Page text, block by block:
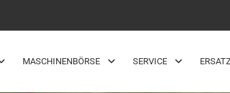
MASCHINENBÖRSE SERVICE